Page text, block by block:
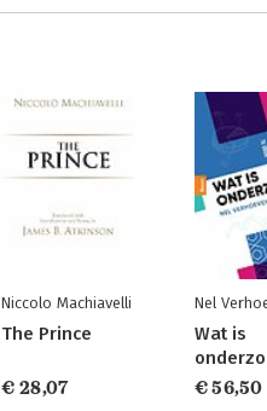
Niccolo Machiavelli
The Prince
€ 28,07
Nel
Wat is
€ 56,50